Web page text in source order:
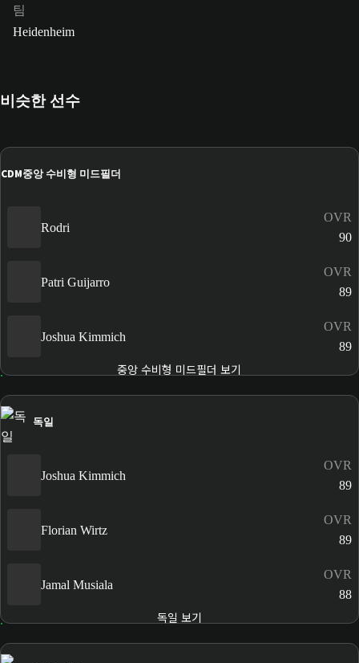
팀
Heidenheim
비슷한 선수
CDM중앙 수비형 미드필더
Rodri
OVR
90
Patri Guijarro
OVR
89
Joshua Kimmich
OVR
89
중앙 수비형 미드필더 보기
독일
Joshua Kimmich
OVR
89
Florian Wirtz
OVR
89
Jamal Musiala
OVR
88
독일 보기